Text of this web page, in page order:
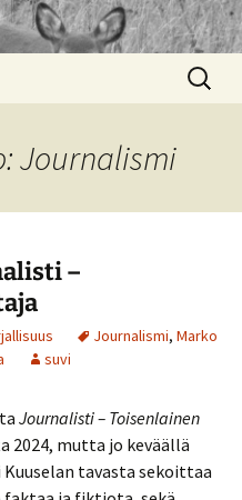
Haku:
Journalismi
–
Journalismi, Marko
suvi
Journalisti – Toisenlainen
2024, mutta jo keväällä
tavasta sekoittaa